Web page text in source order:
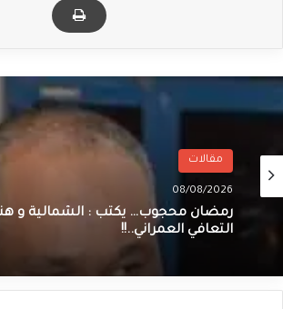
مقالات
08/08/2026
رمضان محجوب… يكتب : الشمالية و
التعافي العمراني..!!